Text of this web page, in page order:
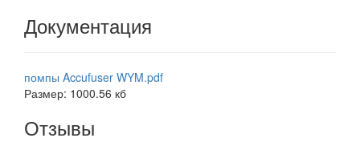
Документация
помпы Accufuser WYM.pdf
Размер: 1000.56 кб
Отзывы